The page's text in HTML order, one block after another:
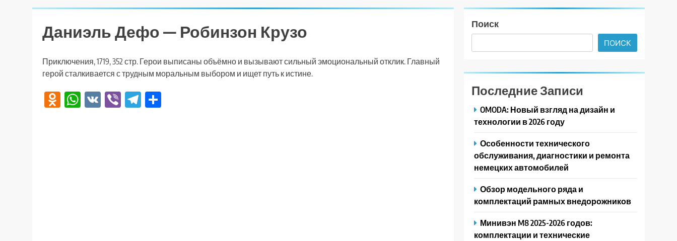
Даниэль Дефо — Робинзон Крузо
Приключения, 1719, 352 стр. Герои выписаны объёмно и вызывают сильный эмоциональный отклик. Главный
герой сталкивается с трудным моральным выбором и ищет путь к истине.
Odnoklassniki
WhatsApp
VK ViberTelegram
Поиск
ПОИСК
Последние Записи
OMODA: Новый взгляд на дизайн и
технологии в 2026 году
Особенности технического
обслуживания, диагностики и ремонта
немецких автомобилей
Обзор модельного ряда и
комплектаций рамных внедорожников
Минивэн M8 2025-2026 годов:
комплектации и технические